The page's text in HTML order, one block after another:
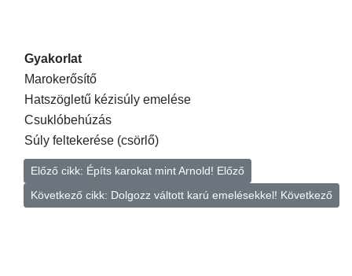
Gyakorlat
Marokerősítő
Hatszögletű kézisúly emelése
Csuklóbehúzás
Súly feltekerése (csörlő)
Előző cikk: Építs karokat mint Arnold! Előző
Következő cikk: Dolgozz váltott karú emelésekkel! Következő